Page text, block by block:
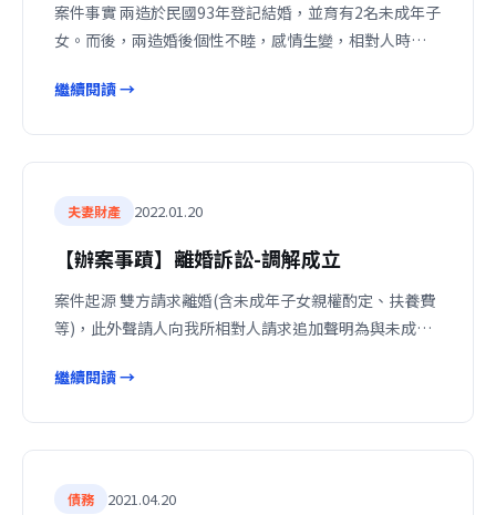
案件事實 兩造於民國93年登記結婚，並育有2名未成年子
女。而後，兩造婚後個性不睦，感情生變，相對人時…
繼續閱讀 →
夫妻財產 2022.01.20
【辦案事蹟】離婚訴訟-調解成立
案件起源 雙方請求離婚(含未成年子女親權酌定、扶養費
等)，此外聲請人向我所相對人請求追加聲明為與未成…
繼續閱讀 →
債務 2021.04.20